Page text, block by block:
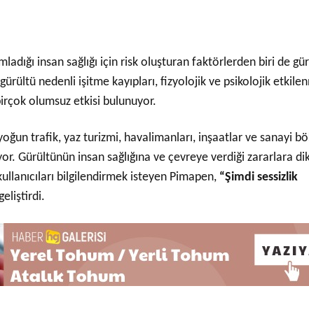
insan sağlığı için risk oluşturan faktörlerden biri de
gürültü nedenli işitme kayıpları, fizyolojik ve psikolojik
olumsuz etkisi bulunuyor.
trafik, yaz turizmi, havalimanları, inşaatlar ve sanayi
Gürültünün insan sağlığına ve çevreye verdiği zararlara
bilgilendirmek isteyen Pimapen, “Şimdi sessizlik